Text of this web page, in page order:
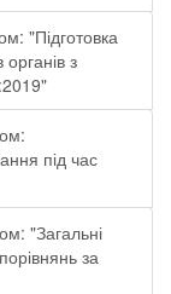
"Підготовка
органів з
під час
"Загальні
за